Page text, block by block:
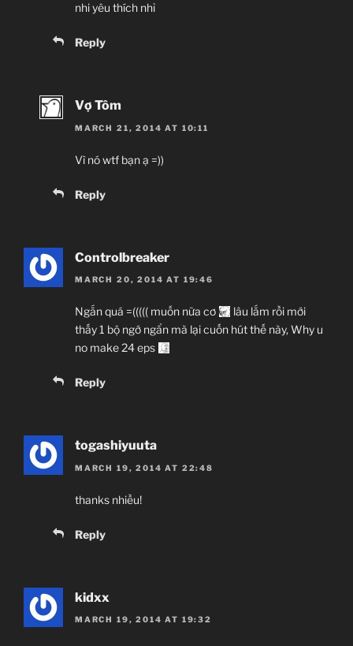
nhi yêu thích nhỉ
Reply
Vợ Tôm
MARCH 21, 2014 AT 10:11
Vì nó wtf bạn ạ =))
Reply
Controlbreaker
MARCH 20, 2014 AT 19:46
Ngắn quá =((((( muốn nữa cơ
lâu lắm rồi mới
thấy 1 bộ ngớ ngẩn mà lại cuốn hút thế này, Why u
no make 24 eps
Reply
togashiyuuta
MARCH 19, 2014 AT 22:48
thanks nhiều!
Reply
kidxx
MARCH 19, 2014 AT 19:32